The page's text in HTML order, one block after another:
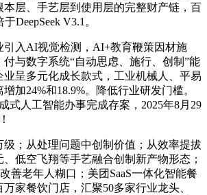
本层、手艺层到使用层的完整财产链，百
DeepSeek V3.1。
入AI视觉检测，AI+教育鞭策因材施
与数字系统“自动思虑、施行、创制”能
业呈多元化成长款式，工业机械人、平易
加24%和18.9%。降低行业研发门槛。
式人工智能办事完成存案，2025年8月29
从处理问题中创制价值；从效率提拔
低空飞翔等手艺融合创制新产物形态；
善老年人糊口；美团SaaS一体化智能餐
家餐饮门店，汇聚50多家行业龙头、